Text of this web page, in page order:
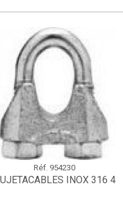
Réf. 954230
INOX 316 4